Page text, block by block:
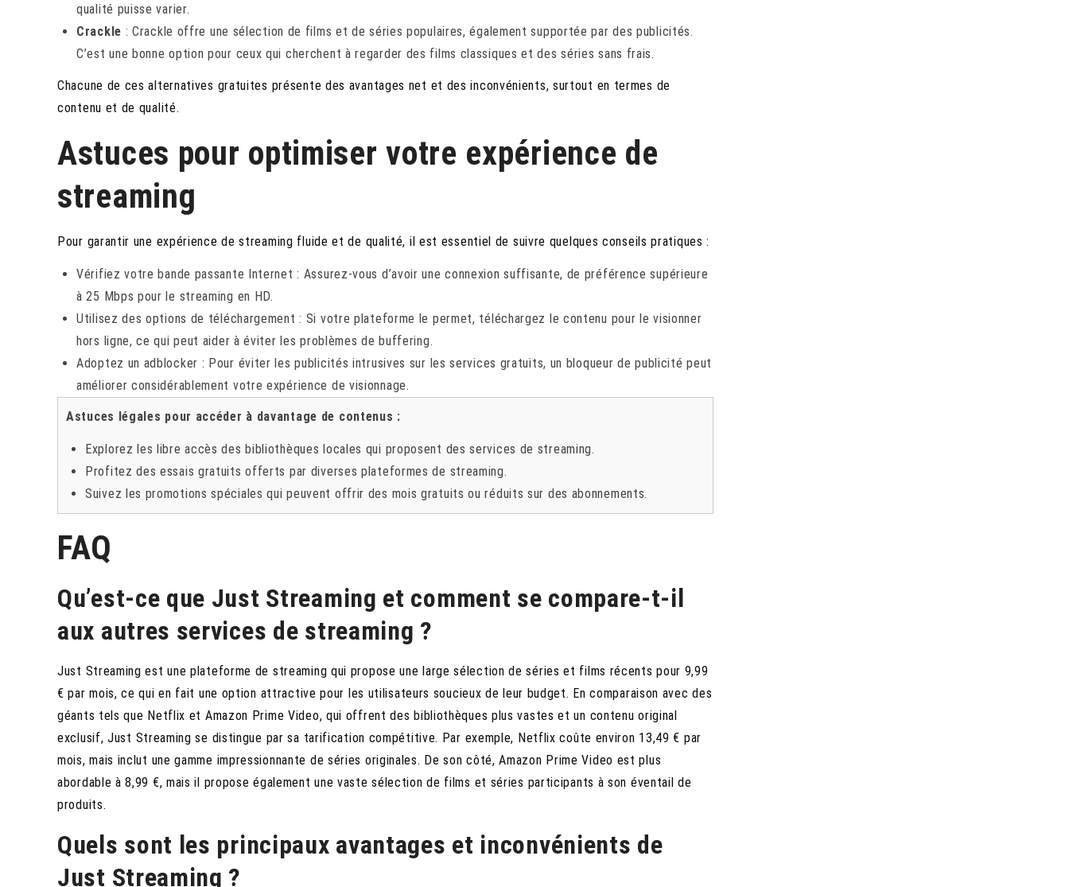
qualité puisse varier.
Crackle : Crackle offre une sélection de films et de séries populaires, également supportée par des publicités.
C’est une bonne option pour ceux qui cherchent à regarder des films classiques et des séries sans frais.
Chacune de ces alternatives gratuites présente des avantages net et des inconvénients, surtout en termes de
contenu et de qualité.
Astuces pour optimiser votre expérience de
streaming
Pour garantir une expérience de streaming fluide et de qualité, il est essentiel de suivre quelques conseils pratiques :
Vérifiez votre bande passante Internet : Assurez-vous d’avoir une connexion suffisante, de préférence supérieure
à 25 Mbps pour le streaming en HD.
Utilisez des options de téléchargement : Si votre plateforme le permet, téléchargez le contenu pour le visionner
hors ligne, ce qui peut aider à éviter les problèmes de buffering.
Adoptez un adblocker : Pour éviter les publicités intrusives sur les services gratuits, un bloqueur de publicité peut
améliorer considérablement votre expérience de visionnage.
Astuces légales pour accéder à davantage de contenus :
Explorez les libre accès des bibliothèques locales qui proposent des services de streaming.
Profitez des essais gratuits offerts par diverses plateformes de streaming.
Suivez les promotions spéciales qui peuvent offrir des mois gratuits ou réduits sur des abonnements.
FAQ
Qu’est-ce que Just Streaming et comment se compare-t-il
aux autres services de streaming ?
Just Streaming est une plateforme de streaming qui propose une large sélection de séries et films récents pour 9,99
€ par mois, ce qui en fait une option attractive pour les utilisateurs soucieux de leur budget. En comparaison avec des
géants tels que Netflix et Amazon Prime Video, qui offrent des bibliothèques plus vastes et un contenu original
exclusif, Just Streaming se distingue par sa tarification compétitive. Par exemple, Netflix coûte environ 13,49 € par
mois, mais inclut une gamme impressionnante de séries originales. De son côté, Amazon Prime Video est plus
abordable à 8,99 €, mais il propose également une vaste sélection de films et séries participants à son éventail de
produits.
Quels sont les principaux avantages et inconvénients de
Just Streaming ?